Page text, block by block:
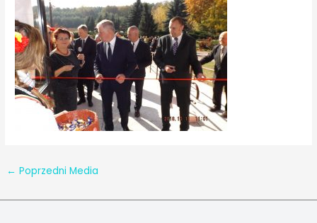
← Poprzedni Media